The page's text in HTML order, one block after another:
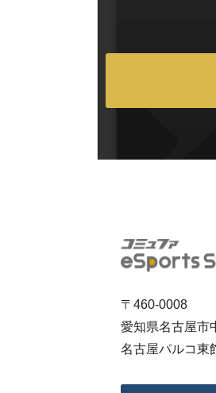
〒460-0008
愛知県名古屋市
名古屋パルコ東